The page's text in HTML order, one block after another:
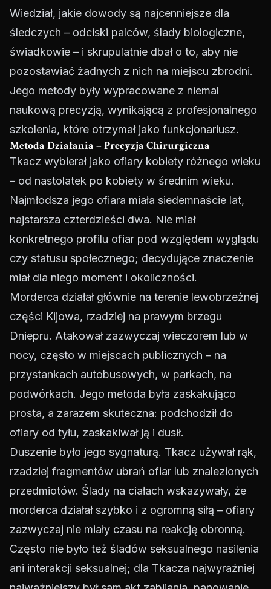
Wiedział, jakie dowody są najcenniejsze dla
śledczych – odciski palców, ślady biologiczne,
świadkowie – i skrupulatnie dbał o to, aby nie
pozostawiać żadnych z nich na miejscu zbrodni.
Jego metody były wypracowane z niemal
naukową precyzją, wynikającą z profesjonalnego
szkolenia, które otrzymał jako funkcjonariusz.
Metoda Działania – Precyzja Chirurgiczna
Tkacz wybierał jako ofiary kobiety różnego wieku
– od nastolatek po kobiety w średnim wieku.
Najmłodsza jego ofiara miała siedemnaście lat,
najstarsza czterdzieści dwa. Nie miał
konkretnego profilu ofiar pod względem wyglądu
czy statusu społecznego; decydujące znaczenie
miał dla niego moment i okoliczności.
Morderca działał głównie na terenie lewobrzeżnej
części Kijowa, rzadziej na prawym brzegu
Dniepru. Atakował zazwyczaj wieczorem lub w
nocy, często w miejscach publicznych – na
przystankach autobusowych, w parkach, na
podwórkach. Jego metoda była zaskakująco
prosta, a zarazem skuteczna: podchodził do
ofiary od tyłu, zaskakiwał ją i dusił.
Duszenie było jego sygnaturą. Tkacz używał rąk,
rzadziej fragmentów ubrań ofiar lub znalezionych
przedmiotów. Ślady na ciałach wskazywały, że
morderca działał szybko i z ogromną siłą – ofiary
zazwyczaj nie miały czasu na reakcję obronną.
Często nie było też śladów seksualnego nasilenia
ani interakcji seksualnej; dla Tkacza najwyraźniej